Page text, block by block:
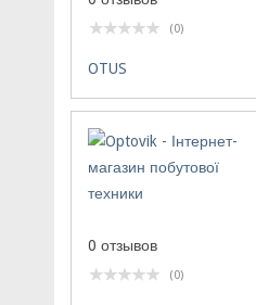
(0)
OTUS
0 отзывов
(0)